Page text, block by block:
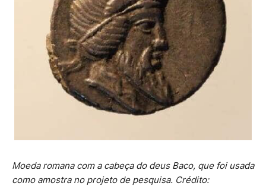
Moeda romana com a cabeça do deus Baco, que foi usada
como amostra no projeto de pesquisa. Crédito: